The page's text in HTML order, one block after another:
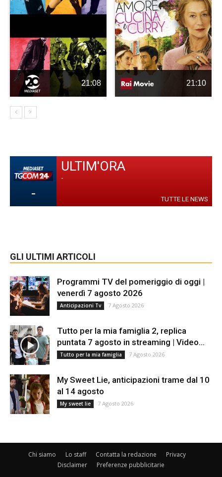
21:08 21:10
-
ULTIM'ORA
-
TUTTE LE NEWS
GLI ULTIMI ARTICOLI
Programmi TV del pomeriggio di oggi |
venerdì 7 agosto 2026
Anticipazioni Tv 7 Agosto 2026
Tutto per la mia famiglia 2, replica
puntata 7 agosto in streaming | Video...
Tutto per la mia famiglia 7 Agosto 2026
My Sweet Lie, anticipazioni trame dal 10
al 14 agosto
My sweet lie 7 Agosto 2026
Chi siamo Lo staff Contatta la redazione
Privacy
Disclaimer
Preferenze pubblicitarie